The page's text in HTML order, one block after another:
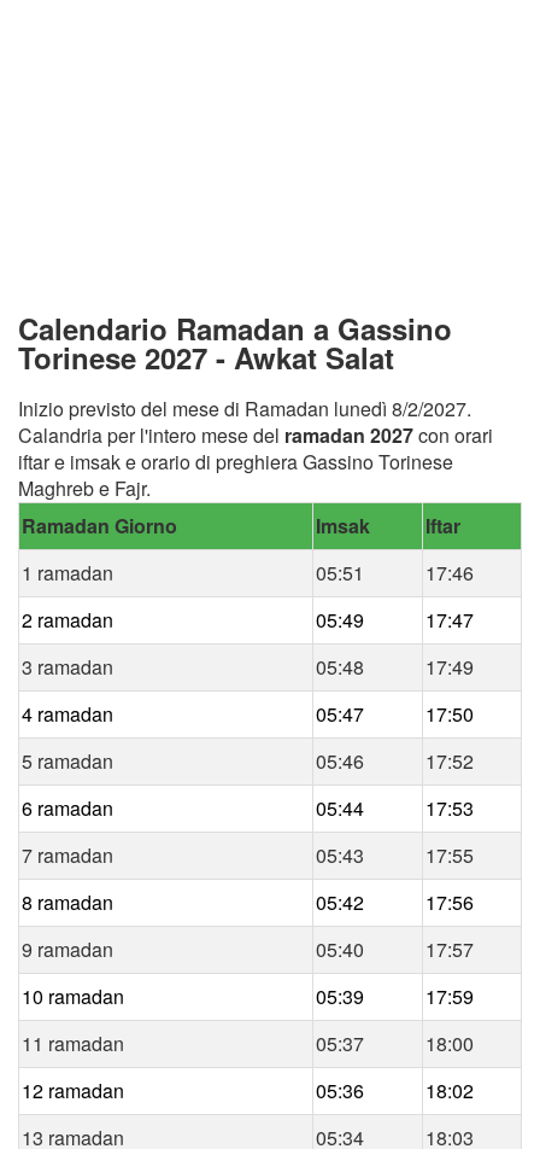
Calendario Ramadan a Gassino
Torinese 2027 - Awkat Salat
Inizio previsto del mese di Ramadan lunedì 8/2/2027.
Calandria per l'intero mese del ramadan 2027con orari
iftar e imsak e orario di preghiera Gassino Torinese
Maghreb e Fajr.
Ramadan Giorno
Imsak
Iftar
1 ramadan
05:51
17:46
2 ramadan
05:49
17:47
3 ramadan
05:48
17:49
4 ramadan
05:47
17:50
5 ramadan
05:46
17:52
6 ramadan
05:44
17:53
7 ramadan
05:43
17:55
8 ramadan
05:42
17:56
9 ramadan
05:40
17:57
10 ramadan
05:39
17:59
11 ramadan
05:37
18:00
12 ramadan
05:36
18:02
13 ramadan
05:34 18:03